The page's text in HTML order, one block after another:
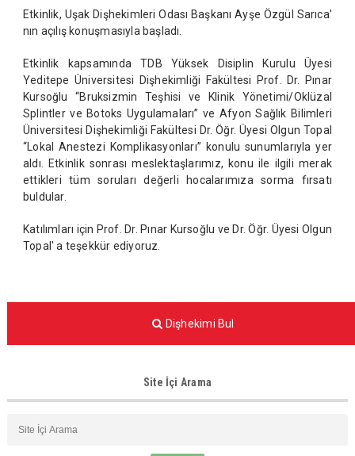
Etkinlik, Uşak Dişhekimleri Odası Başkanı Ayşe Özgül Sarıca'
nın açılış konuşmasıyla başladı.
Etkinlik kapsamında TDB Yüksek Disiplin Kurulu Üyesi
Yeditepe Üniversitesi Dişhekimliği Fakültesi Prof. Dr. Pınar
Kursoğlu “Bruksizmin Teşhisi ve Klinik Yönetimi/Oklüzal
Splintler ve Botoks Uygulamaları” ve Afyon Sağlık Bilimleri
Üniversitesi Dişhekimliği Fakültesi Dr. Öğr. Üyesi Olgun Topal
“Lokal Anestezi Komplikasyonları” konulu sunumlarıyla yer
aldı. Etkinlik sonrası meslektaşlarımız, konu ile ilgili merak
ettikleri tüm soruları değerli hocalarımıza sorma fırsatı
buldular.
Katılımları için Prof. Dr. Pınar Kursoğlu ve Dr. Öğr. Üyesi Olgun
Topal' a teşekkür ediyoruz.
Dişhekimi Bul
Site İçi Arama